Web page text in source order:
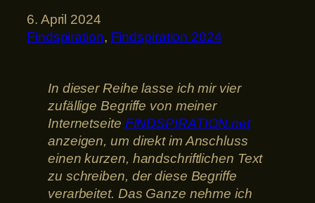
6. April 2024
Findspiration, Findspiration 2024
In dieser Reihe lasse ich mir vier
zufällige Begriffe von meiner
Internetseite FINDSPIRATION.net
anzeigen, um direkt im Anschluss
einen kurzen, handschriftlichen Text
zu schreiben, der diese Begriffe
verarbeitet. Das Ganze nehme ich